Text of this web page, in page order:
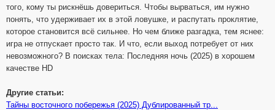
того, кому ты рискнёшь довериться. Чтобы вырваться, им нужно
понять, что удерживает их в этой ловушке, и распутать проклятие,
которое становится всё сильнее. Но чем ближе разгадка, тем яснее:
игра не отпускает просто так. И что, если выход потребует от них
невозможного? В поисках тела: Последняя ночь (2025) в хорошем
качестве HD
Другие статьи:
Тайны восточного побережья (2025) Дублированный тр...